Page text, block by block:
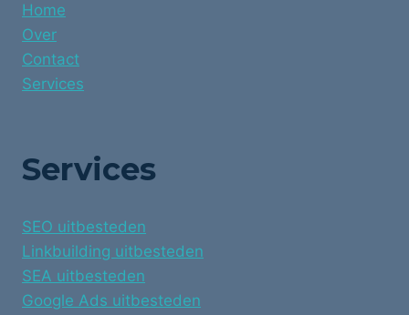
Home
Over
Contact
Services
Services
SEO uitbesteden
Linkbuilding uitbesteden
SEA uitbesteden
Google Ads uitbesteden